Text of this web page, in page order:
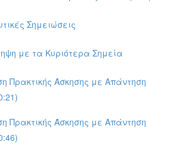
Σημειώσεις
με τα Κυριότερα Σημεία
Πρακτικής Άσκησης με Απάντηση
Πρακτικής Άσκησης με Απάντηση